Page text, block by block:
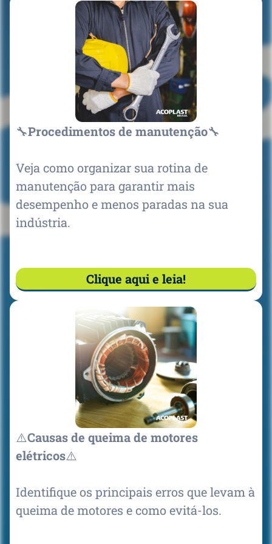
🔧Procedimentos de manutenção🔧
Veja como organizar sua rotina de
manutenção para garantir mais
desempenho e menos paradas na sua
indústria.
Clique aqui e leia!
⚠️Causas de queima de motores
elétricos⚠️
Identifique os principais erros que levam à
queima de motores e como evitá-los.